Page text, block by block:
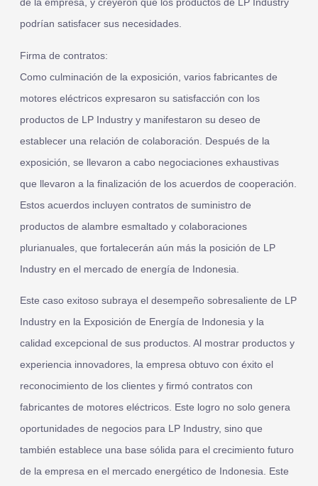
de la empresa, y creyeron que los productos de LP Industry
podrían satisfacer sus necesidades.
Firma de contratos:
Como culminación de la exposición, varios fabricantes de
motores eléctricos expresaron su satisfacción con los
productos de LP Industry y manifestaron su deseo de
establecer una relación de colaboración. Después de la
exposición, se llevaron a cabo negociaciones exhaustivas
que llevaron a la finalización de los acuerdos de cooperación.
Estos acuerdos incluyen contratos de suministro de
productos de alambre esmaltado y colaboraciones
plurianuales, que fortalecerán aún más la posición de LP
Industry en el mercado de energía de Indonesia.
Este caso exitoso subraya el desempeño sobresaliente de LP
Industry en la Exposición de Energía de Indonesia y la
calidad excepcional de sus productos. Al mostrar productos y
experiencia innovadores, la empresa obtuvo con éxito el
reconocimiento de los clientes y firmó contratos con
fabricantes de motores eléctricos. Este logro no solo genera
oportunidades de negocios para LP Industry, sino que
también establece una base sólida para el crecimiento futuro
de la empresa en el mercado energético de Indonesia. Este